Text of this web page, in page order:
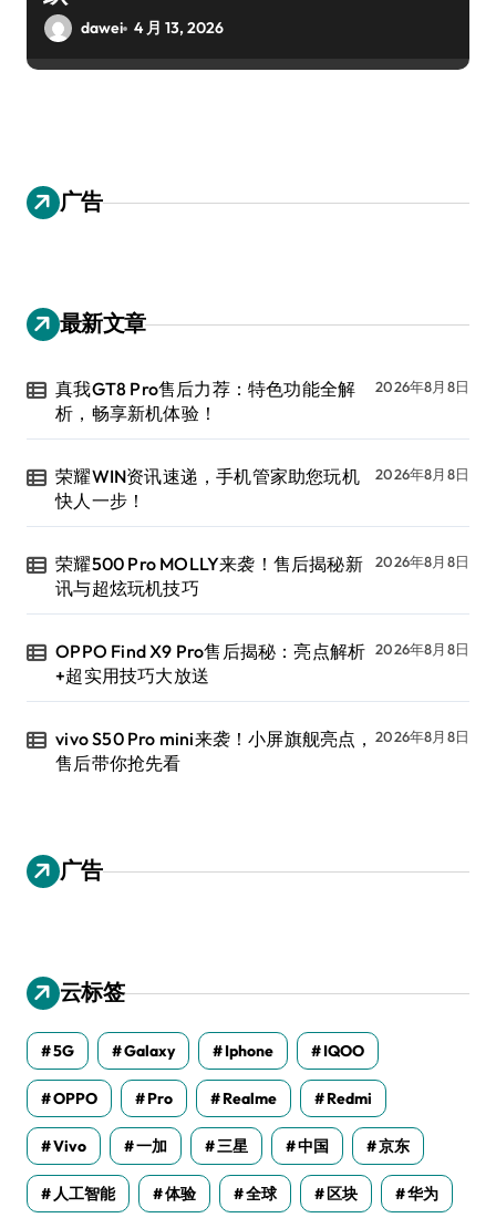
dawei 4 月 13, 2026
广告
最新文章
真我GT8 Pro售后力荐：特色功能全解
析，畅享新机体验！
2026年8月8日
荣耀WIN资讯速递，手机管家助您玩机
快人一步！
2026年8月8日
荣耀500 Pro MOLLY来袭！售后揭秘新
讯与超炫玩机技巧
2026年8月8日
OPPO Find X9 Pro售后揭秘：亮点解析
+超实用技巧大放送
2026年8月8日
vivo S50 Pro mini来袭！小屏旗舰亮点，
售后带你抢先看
2026年8月8日
广告
云标签
5G Galaxy Iphone IQOO
OPPO Pro Realme Redmi
Vivo 一加 三星 中国 京东
人工智能 体验 全球 区块 华为